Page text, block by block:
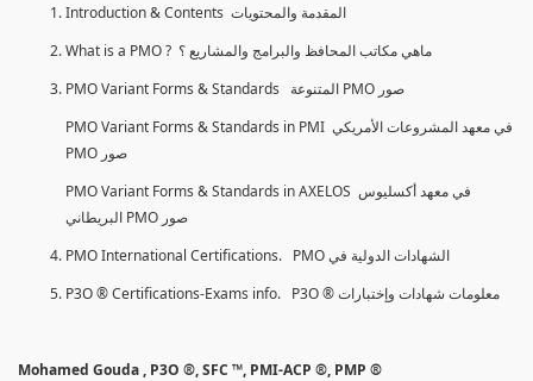
Introduction & Contents المقدمة والمحتويات
What is a PMO ? ماهي مكاتب المحافظ والبرامج والمشاريع ؟
PMO Variant Forms & Standards المتنوعة PMO صور
PMO Variant Forms & Standards in PMI في معهد المشروعات الأمريكي
PMO صور
PMO Variant Forms & Standards in AXELOS في معهد أكسليوس
البريطاني PMO صور
PMO International Certifications. PMO الشهادات الدولية في
P3O ® Certifications-Exams info. P3O ® معلومات شهادات وإختبارات
Mohamed Gouda , P3O ®, SFC ™, PMI-ACP ®, PMP ®